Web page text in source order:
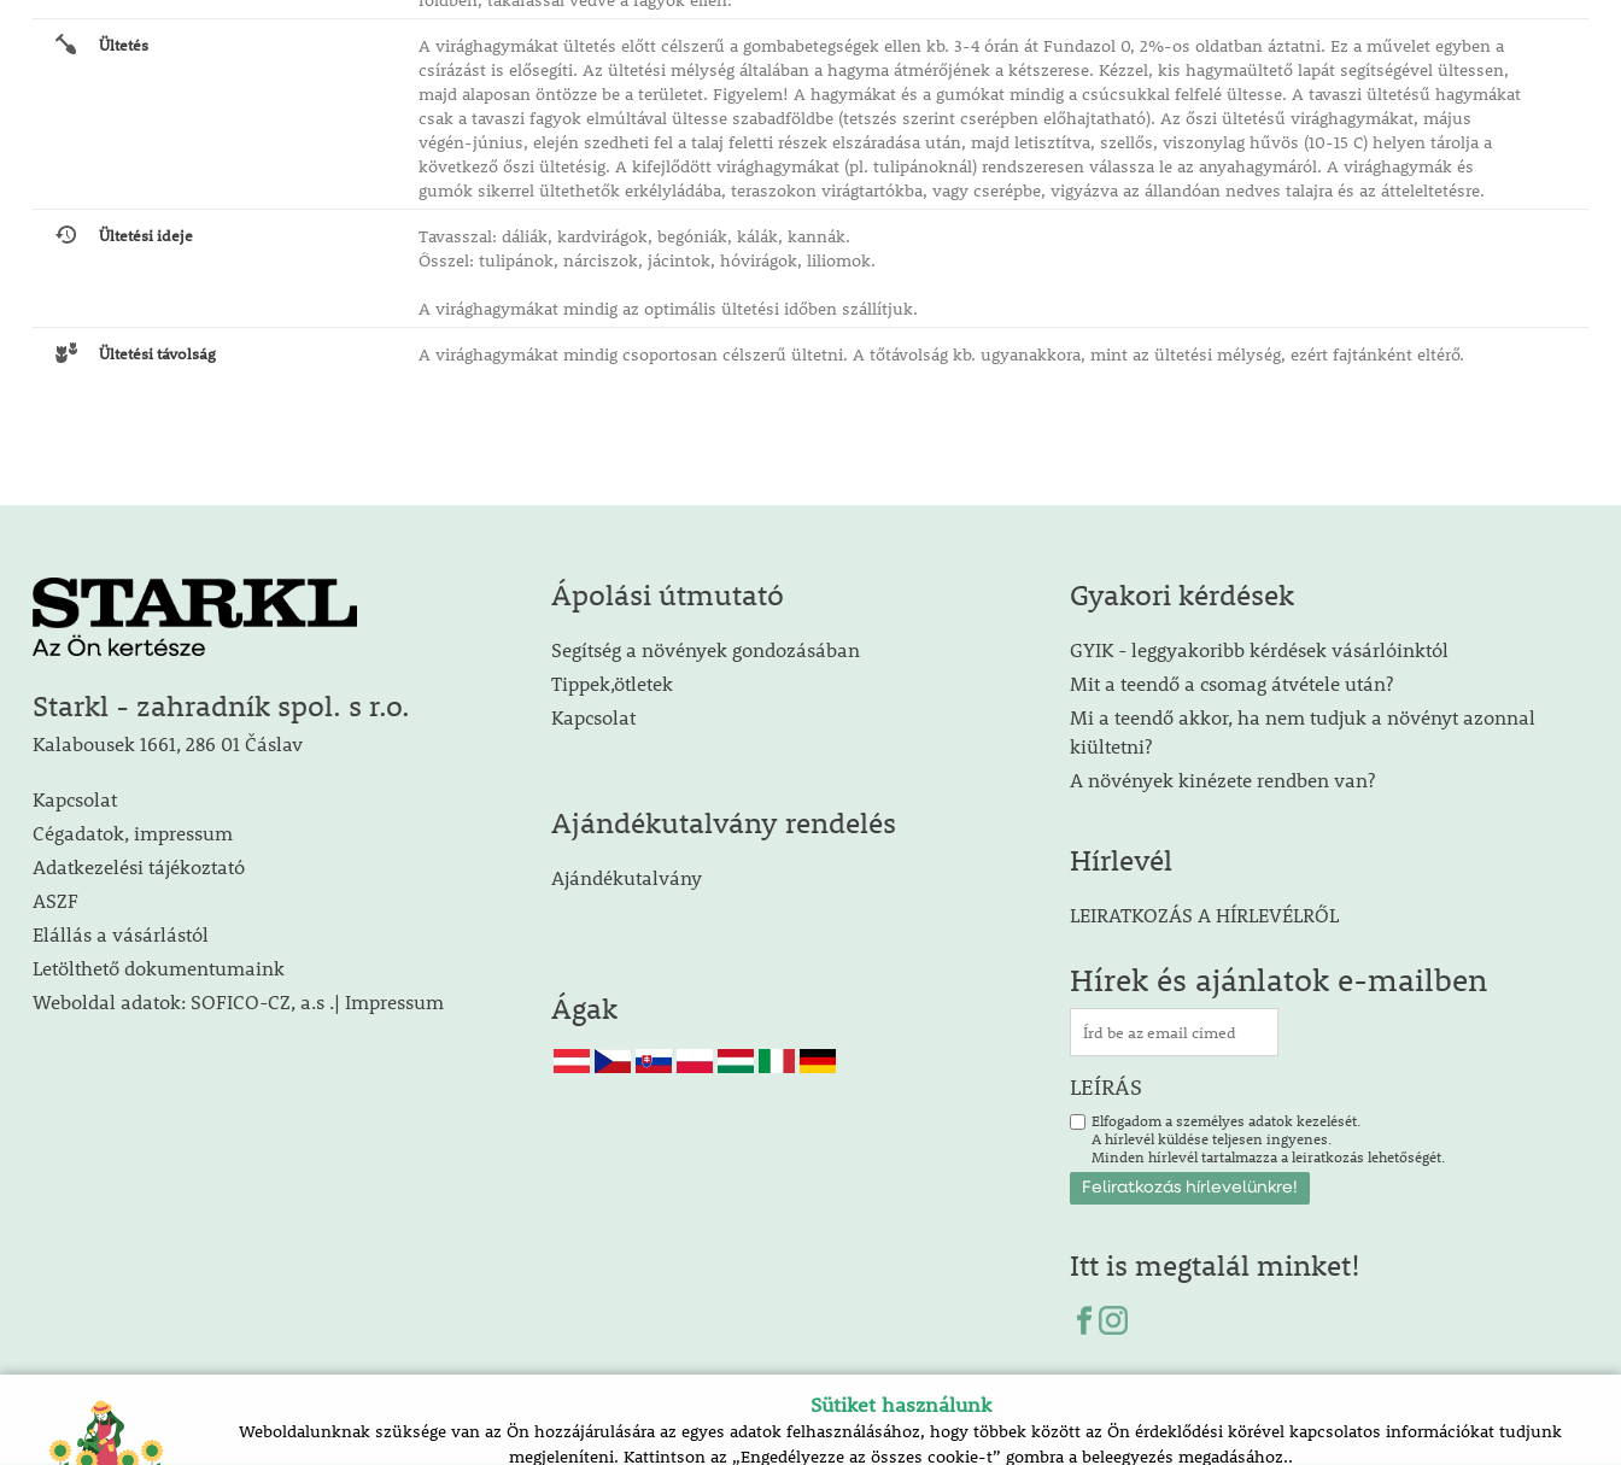
Ültetés
A virághagymákat ültetés előtt célszerű a gombabetegségek ellen kb. 3-4 órán át Fundazol 0, 2%-os oldatban áztatni. Ez a művelet egyben a
csírázást is elősegíti. Az ültetési mélység általában a hagyma átmérőjének a kétszerese. Kézzel, kis hagymaültető lapát segítségével ültessen,
majd alaposan öntözze be a területet. Figyelem! A hagymákat és a gumókat mindig a csúcsukkal felfelé ültesse. A tavaszi ültetésű hagymákat
csak a tavaszi fagyok elmúltával ültesse szabadföldbe (tetszés szerint cserépben előhajtatható). Az őszi ültetésű virághagymákat, május
végén-június, elején szedheti fel a talaj feletti részek elszáradása után, majd letisztítva, szellős, viszonylag hűvös (10-15 C) helyen tárolja a
következő őszi ültetésig. A kifejlődött virághagymákat (pl. tulipánoknál) rendszeresen válassza le az anyahagymáról. A virághagymák és
gumók sikerrel ültethetők erkélyládába, teraszokon virágtartókba, vagy cserépbe, vigyázva az állandóan nedves talajra és az átteleltetésre.
Ültetési ideje
Tavasszal: dáliák, kardvirágok, begóniák, kálák, kannák.
Ősszel: tulipánok, nárciszok, jácintok, hóvirágok, liliomok.
A virághagymákat mindig az optimális ültetési időben szállítjuk.
Ültetési távolság A virághagymákat mindig csoportosan célszerű ültetni. A tőtávolság kb. ugyanakkora, mint az ültetési mélység, ezért fajtánként eltérő.
Starkl - zahradník spol. s r.o.
Kalabousek 1661, 286 01 Čáslav
Kapcsolat
Cégadatok, impressum
Adatkezelési tájékoztató
ASZF
Elállás a vásárlástól
Letölthető dokumentumaink
Weboldal adatok: SOFICO-CZ, a.s .| Impressum
Ápolási útmutató
Segítség a növények gondozásában
Tippek,ötletek
Kapcsolat
Ajándékutalvány rendelés
Ajándékutalvány
Ágak
Gyakori kérdések
GYIK - leggyakoribb kérdések vásárlóinktól
Mit a teendő a csomag átvétele után?
Mi a teendő akkor, ha nem tudjuk a növényt azonnal
kiültetni?
A növények kinézete rendben van?
Hírlevél
LEIRATKOZÁS A HÍRLEVÉLRŐL
Hírek és ajánlatok e-mailben
LEÍRÁS
Elfogadom a személyes adatok kezelését.
A hírlevél küldése teljesen ingyenes.
Minden hírlevél tartalmazza a leiratkozás lehetőségét.
Itt is megtalál minket!
Sütiket használunk
Weboldalunknak szüksége van az Ön hozzájárulására az egyes adatok felhasználásához, hogy többek között az Ön érdeklődési körével kapcsolatos információkat tudjunk
megjeleníteni. Kattintson az „Engedélyezze az összes cookie-t” gombra a beleegyezés megadásához..